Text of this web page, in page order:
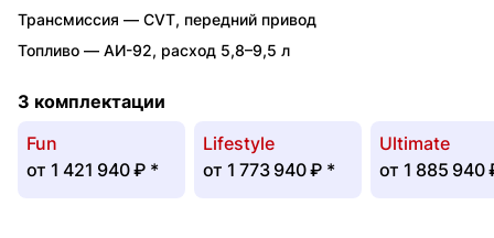
Трансмиссия — CVT, передний привод
Топливо — АИ-92, расход 5,8–9,5 л
3 комплектации
Fun
от 1 421 940 ₽ *
Lifestyle
от 1 773 940 ₽ *
Ultimate
от 1 885 940